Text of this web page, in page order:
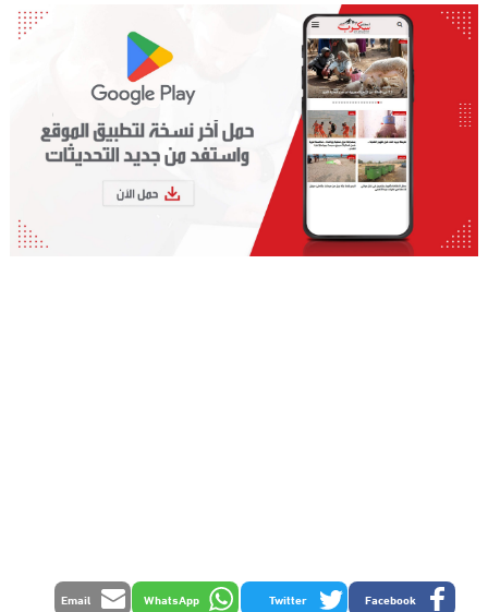
Facebook
Twitter
WhatsApp
Email